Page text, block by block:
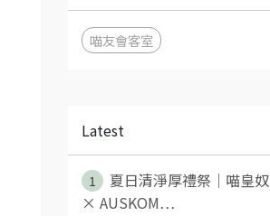
喵友會客室
Latest
1
夏日清淨厚禮祭｜喵皇奴
× AUSKOM⋯